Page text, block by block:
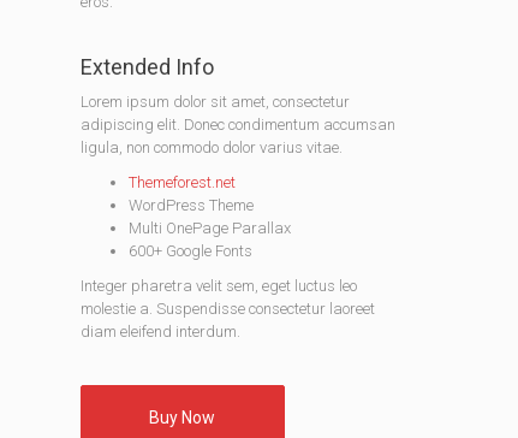
Extended Info
Lorem ipsum dolor sit amet, consectetur
adipiscing elit. Donec condimentum accumsan
ligula, non commodo dolor varius vitae.
Themeforest.net
WordPress Theme
Multi OnePage Parallax
600+ Google Fonts
Integer pharetra velit sem, eget luctus leo
molestie a. Suspendisse consectetur laoreet
diam eleifend interdum.
Buy Now